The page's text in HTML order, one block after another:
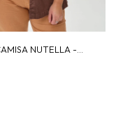
NUTELLA -